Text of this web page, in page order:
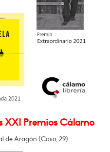
XXI Premios Cálamo
de Aragón (Coso, 29)